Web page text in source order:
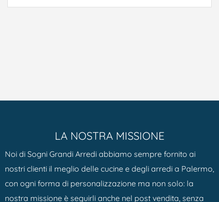
LA NOSTRA MISSIONE
Noi di Sogni Grandi Arredi abbiamo sempre fornito ai
nostri clienti il meglio delle cucine e degli arredi a Palermo,
con ogni forma di personalizzazione ma non solo: la
nostra missione è seguirli anche nel post vendita, senza